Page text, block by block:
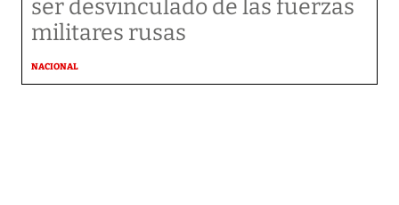
ser desvinculado de las fuerzas
militares rusas
NACIONAL